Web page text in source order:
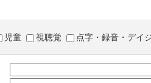
児童 視聴覚 点字・録音・デイ